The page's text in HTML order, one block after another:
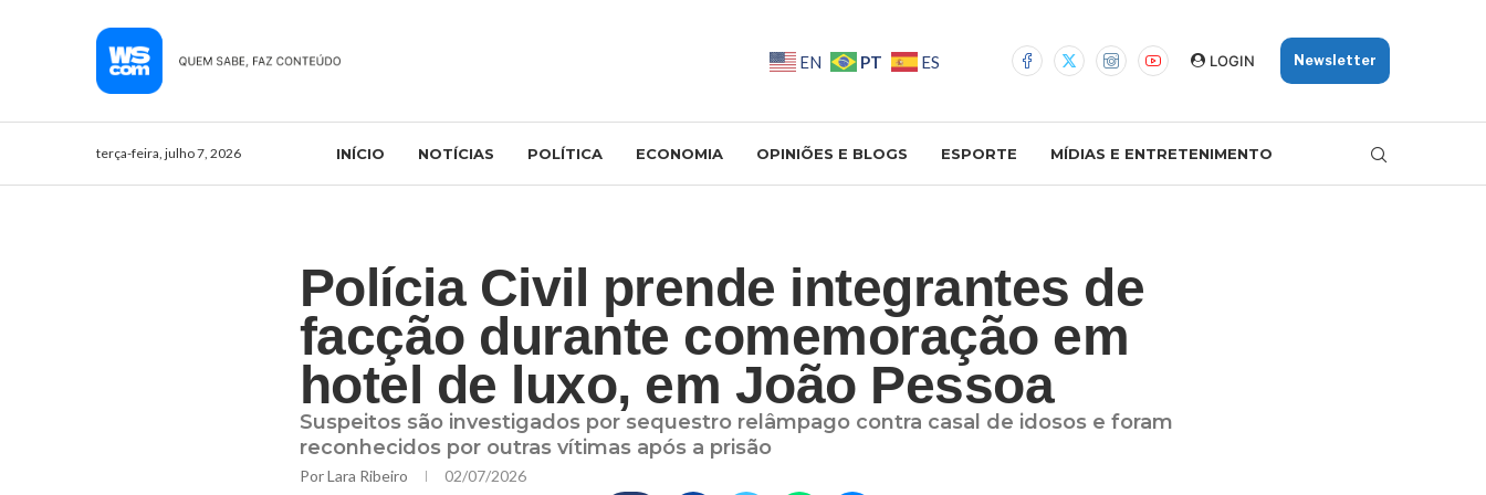
EN PT ES LOGIN Newsletter
terça-feira, julho 7, 2026 INÍCIO NOTÍCIAS POLÍTICA ECONOMIA OPINIÕES E BLOGS ESPORTE MÍDIAS E ENTRETENIMENTO
Polícia Civil prende integrantes de
facção durante comemoração em
hotel de luxo, em João Pessoa
Suspeitos são investigados por sequestro relâmpago contra casal de idosos e foram
reconhecidos por outras vítimas após a prisão
PorLara Ribeiro 02/07/2026